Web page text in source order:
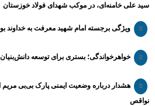
سید علی خامنه‌ای، در موکب شهدای فولاد خوزستان
ویژگی برجسته امام شهید معرفت به خداوند
خواهرخواندگی؛ بستری برای توسعه
هشدار درباره وضعیت ایمنی پارک بی‌بی مریم
نواقص